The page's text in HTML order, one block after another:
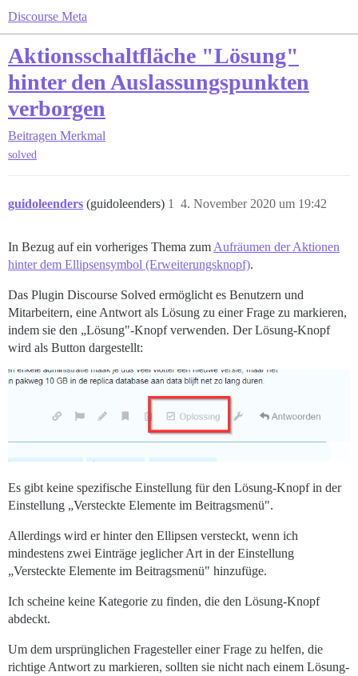
Discourse Meta
Aktionsschaltfläche "Lösung"
hinter den Auslassungspunkten
verborgen
Beitragen Merkmal
solved
guidoleenders (guidoleenders) 4. November 2020 um 19:42
1
In Bezug auf ein vorheriges Thema zum Aufräumen der Aktionen
hinter dem Ellipsensymbol (Erweiterungsknopf).
Das Plugin Discourse Solved ermöglicht es Benutzern und
Mitarbeitern, eine Antwort als Lösung zu einer Frage zu markieren,
indem sie den „Lösung"-Knopf verwenden. Der Lösung-Knopf
wird als Button dargestellt:
Es gibt keine spezifische Einstellung für den Lösung-Knopf in der
Einstellung „Versteckte Elemente im Beitragsmenü".
Allerdings wird er hinter den Ellipsen versteckt, wenn ich
mindestens zwei Einträge jeglicher Art in der Einstellung
„Versteckte Elemente im Beitragsmenü" hinzufüge.
Ich scheine keine Kategorie zu finden, die den Lösung-Knopf
abdeckt.
Um dem ursprünglichen Fragesteller einer Frage zu helfen, die
richtige Antwort zu markieren, sollten sie nicht nach einem Lösung-